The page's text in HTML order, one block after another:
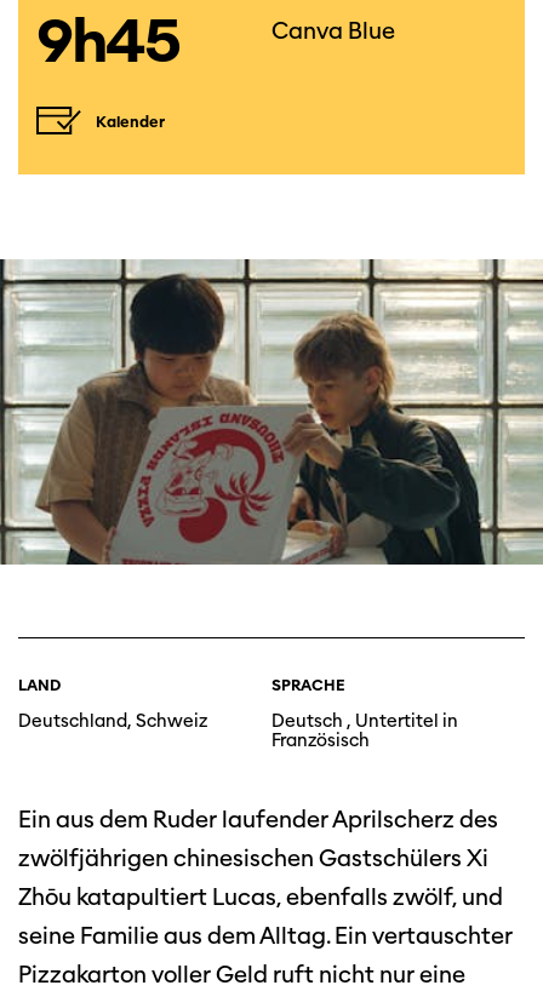
9h45 Canva Blue
Kalender
LAND
Deutschland, Schweiz
SPRACHE
Deutsch , Untertitel in
Französisch
Ein aus dem Ruder laufender Aprilscherz des
zwölfjährigen chinesischen Gastschülers Xi
Zhōu katapultiert Lucas, ebenfalls zwölf, und
seine Familie aus dem Alltag. Ein vertauschter
Pizzakarton voller Geld ruft nicht nur eine